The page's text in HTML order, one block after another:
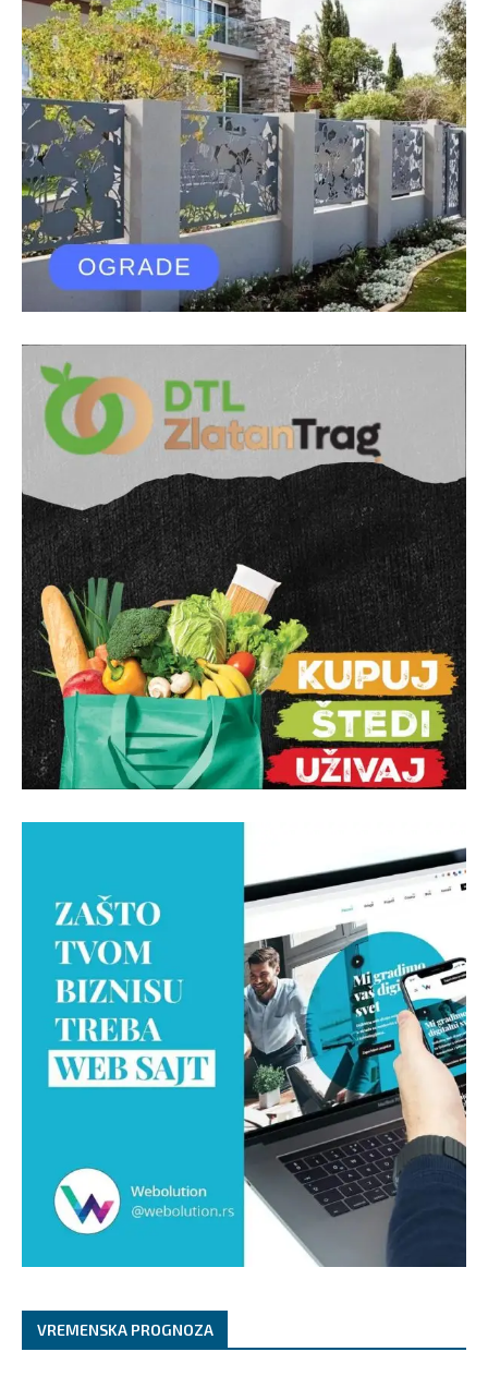
VREMENSKA PROGNOZA